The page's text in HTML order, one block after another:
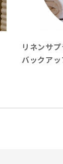
リネンサ
バックアッ